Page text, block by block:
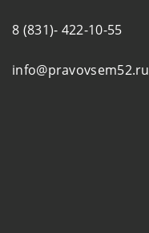
8 (831)- 422-10-55
info@pravovsem52.ru